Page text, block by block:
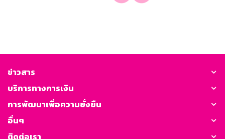
ข่าวสาร
บริการทางการเงิน
การพัฒนาเพื่อความยั่งยืน
อื่นๆ